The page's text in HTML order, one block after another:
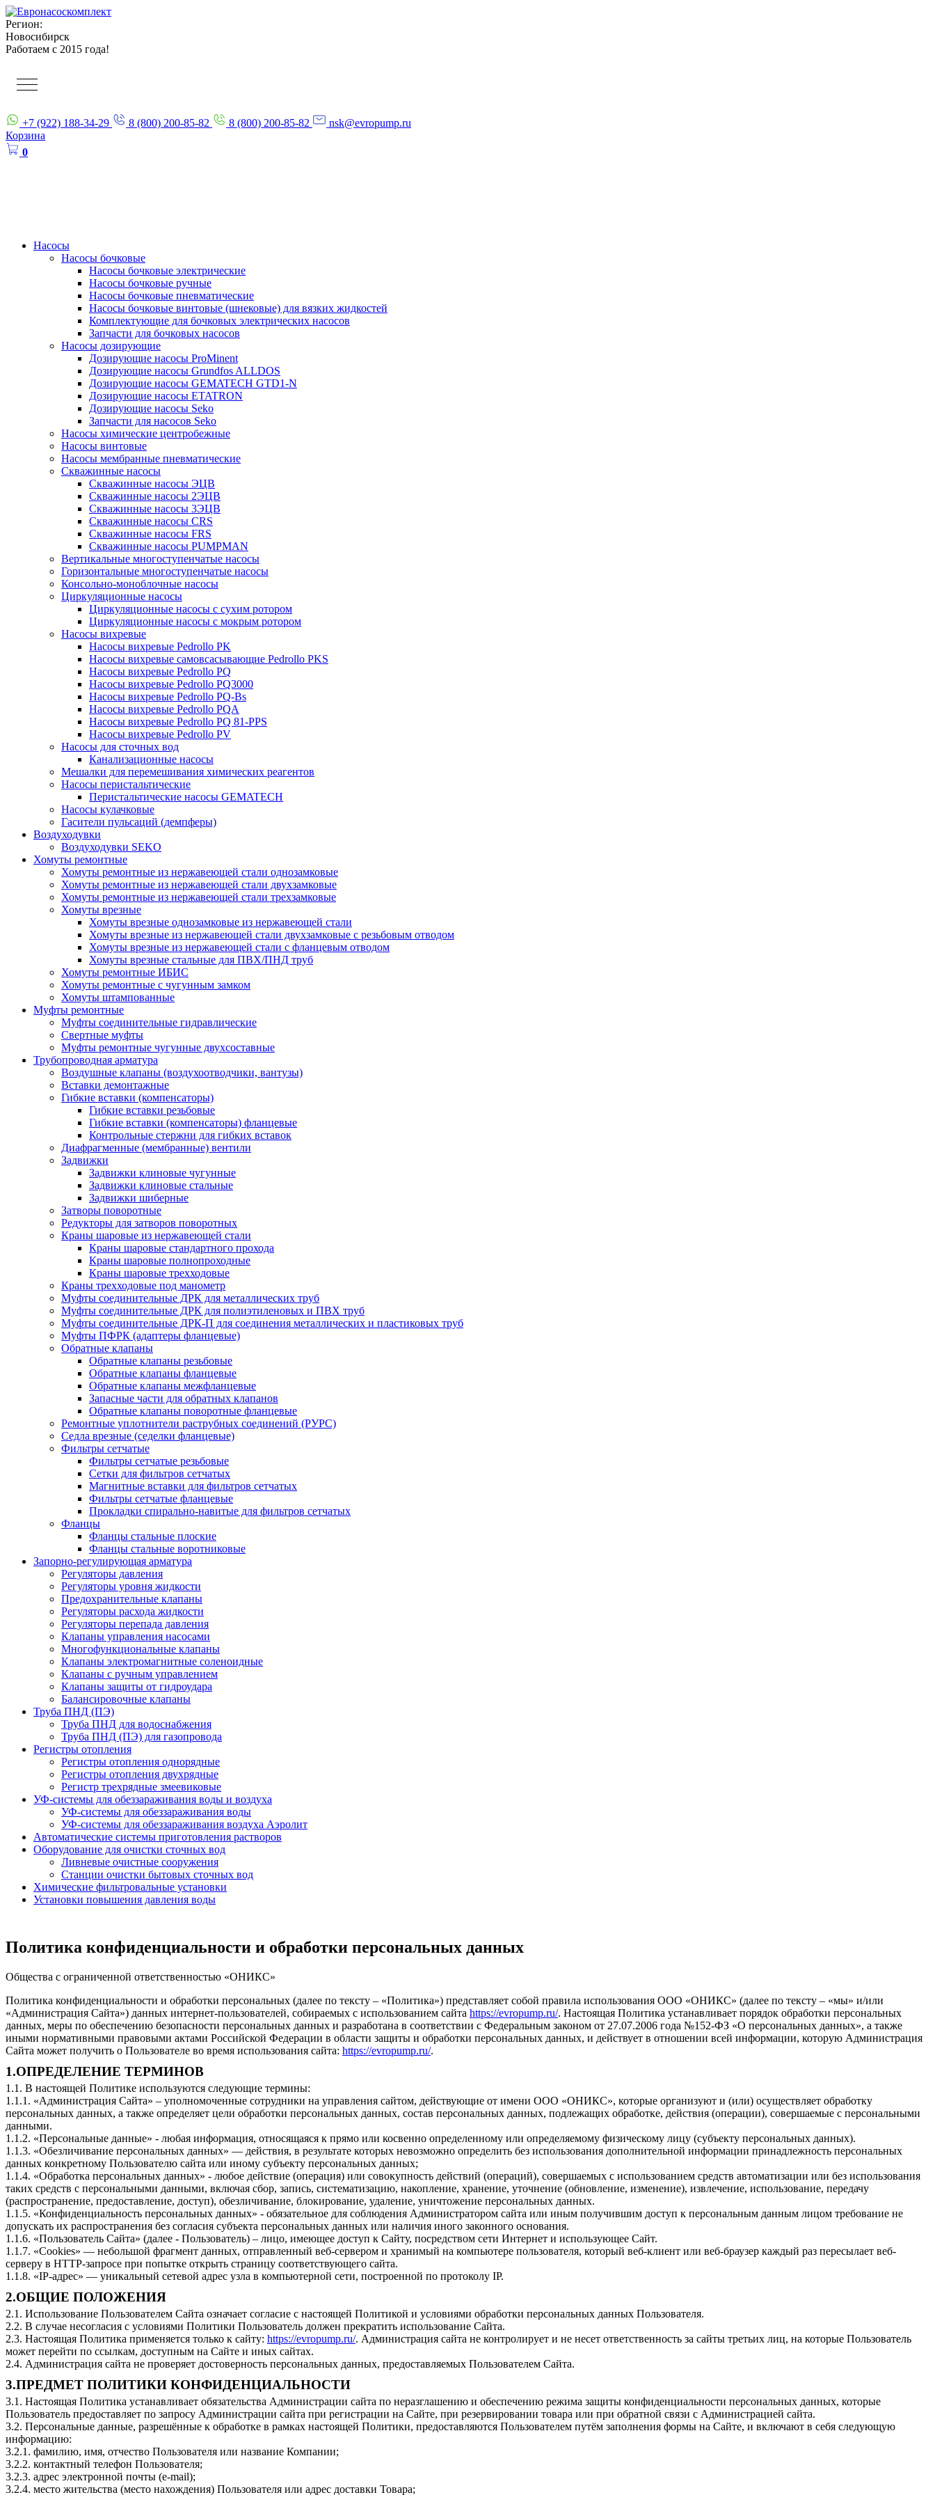
Регион:
Новосибирск
Работаем с 2015 года!
+7 (922) 188-34-29 8 (800) 200-85-82 8 (800) 200-85-82
nsk@evropump.ru
Корзина
0
Насосы
Насосы бочковые
Насосы бочковые электрические
Насосы бочковые ручные
Насосы бочковые пневматические
Насосы бочковые винтовые (шнековые) для вязких жидкостей
Комплектующие для бочковых электрических насосов
Запчасти для бочковых насосов
Насосы дозирующие
Дозирующие насосы ProMinent
Дозирующие насосы Grundfos ALLDOS
Дозирующие насосы GEMATECH GTD1-N
Дозирующие насосы ETATRON
Дозирующие насосы Seko
Запчасти для насосов Seko
Насосы химические центробежные
Насосы винтовые
Насосы мембранные пневматические
Скважинные насосы
Скважинные насосы ЭЦВ
Скважинные насосы 2ЭЦВ
Скважинные насосы 3ЭЦВ
Скважинные насосы CRS
Скважинные насосы FRS
Скважинные насосы PUMPMAN
Вертикальные многоступенчатые насосы
Горизонтальные многоступенчатые насосы
Консольно-моноблочные насосы
Циркуляционные насосы
Циркуляционные насосы с сухим ротором
Циркуляционные насосы с мокрым ротором
Насосы вихревые
Насосы вихревые Pedrollo PK
Насосы вихревые самовсасывающие Pedrollo PKS
Насосы вихревые Pedrollo PQ
Насосы вихревые Pedrollo PQ3000
Насосы вихревые Pedrollo PQ-Bs
Насосы вихревые Pedrollo PQA
Насосы вихревые Pedrollo PQ 81-PPS
Насосы вихревые Pedrollo PV
Насосы для сточных вод
Канализационные насосы
Мешалки для перемешивания химических реагентов
Насосы перистальтические
Перистальтические насосы GEMATECH
Насосы кулачковые
Гасители пульсаций (демпферы)
Воздуходувки
Воздуходувки SEKO
Хомуты ремонтные
Хомуты ремонтные из нержавеющей стали однозамковые
Хомуты ремонтные из нержавеющей стали двухзамковые
Хомуты ремонтные из нержавеющей стали трехзамковые
Хомуты врезные
Хомуты врезные однозамковые из нержавеющей стали
Хомуты врезные из нержавеющей стали двухзамковые с резьбовым отводом
Хомуты врезные из нержавеющей стали с фланцевым отводом
Хомуты врезные стальные для ПВХ/ПНД труб
Хомуты ремонтные ИБИС
Хомуты ремонтные с чугунным замком
Хомуты штампованные
Муфты ремонтные
Муфты соединительные гидравлические
Свертные муфты
Муфты ремонтные чугунные двухсоставные
Трубопроводная арматура
Воздушные клапаны (воздухоотводчики, вантузы)
Вставки демонтажные
Гибкие вставки (компенсаторы)
Гибкие вставки резьбовые
Гибкие вставки (компенсаторы) фланцевые
Контрольные стержни для гибких вставок
Диафрагменные (мембранные) вентили
Задвижки
Задвижки клиновые чугунные
Задвижки клиновые стальные
Задвижки шиберные
Затворы поворотные
Редукторы для затворов поворотных
Краны шаровые из нержавеющей стали
Краны шаровые стандартного прохода
Краны шаровые полнопроходные
Краны шаровые трехходовые
Краны трехходовые под манометр
Муфты соединительные ДРК для металлических труб
Муфты соединительные ДРК для полиэтиленовых и ПВХ труб
Муфты соединительные ДРК-П для соединения металлических и пластиковых труб
Муфты ПФРК (адаптеры фланцевые)
Обратные клапаны
Обратные клапаны резьбовые
Обратные клапаны фланцевые
Обратные клапаны межфланцевые
Запасные части для обратных клапанов
Обратные клапаны поворотные фланцевые
Ремонтные уплотнители раструбных соединений (РУРС)
Седла врезные (седелки фланцевые)
Фильтры сетчатые
Фильтры сетчатые резьбовые
Сетки для фильтров сетчатых
Магнитные вставки для фильтров сетчатых
Фильтры сетчатые фланцевые
Прокладки спирально-навитые для фильтров сетчатых
Фланцы
Фланцы стальные плоские
Фланцы стальные воротниковые
Запорно-регулирующая арматура
Регуляторы давления
Регуляторы уровня жидкости
Предохранительные клапаны
Регуляторы расхода жидкости
Регуляторы перепада давления
Клапаны управления насосами
Многофункциональные клапаны
Клапаны электромагнитные соленоидные
Клапаны с ручным управлением
Клапаны защиты от гидроудара
Балансировочные клапаны
Труба ПНД (ПЭ)
Труба ПНД для водоснабжения
Труба ПНД (ПЭ) для газопровода
Регистры отопления
Регистры отопления однорядные
Регистры отопления двухрядные
Регистр трехрядные змеевиковые
УФ-системы для обеззараживания воды и воздуха
УФ-системы для обеззараживания воды
УФ-системы для обеззараживания воздуха Аэролит
Автоматические системы приготовления растворов
Оборудование для очистки сточных вод
Ливневые очистные сооружения
Станции очистки бытовых сточных вод
Химические фильтровальные установки
Установки повышения давления воды
Политика конфиденциальности и обработки персональных данных
Общества с ограниченной ответственностью «ОНИКС»
Политика конфиденциальности и обработки персональных (далее по тексту – «Политика») представляет собой правила использования ООО «ОНИКС» (далее по тексту – «мы» и/или
«Администрация Сайта») данных интернет-пользователей, собираемых с использованием сайта https://evropump.ru/. Настоящая Политика устанавливает порядок обработки персональных
данных, меры по обеспечению безопасности персональных данных и разработана в соответствии с Федеральным законом от 27.07.2006 года №152-ФЗ «О персональных данных», а также
иными нормативными правовыми актами Российской Федерации в области защиты и обработки персональных данных, и действует в отношении всей информации, которую Администрация
Сайта может получить о Пользователе во время использования сайта: https://evropump.ru/.
1.ОПРЕДЕЛЕНИЕ ТЕРМИНОВ
1.1. В настоящей Политике используются следующие термины:
1.1.1. «Администрация Сайта» – уполномоченные сотрудники на управления сайтом, действующие от имени ООО «ОНИКС», которые организуют и (или) осуществляет обработку
персональных данных, а также определяет цели обработки персональных данных, состав персональных данных, подлежащих обработке, действия (операции), совершаемые с персональными
данными.
1.1.2. «Персональные данные» - любая информация, относящаяся к прямо или косвенно определенному или определяемому физическому лицу (субъекту персональных данных).
1.1.3. «Обезличивание персональных данных» — действия, в результате которых невозможно определить без использования дополнительной информации принадлежность персональных
данных конкретному Пользователю сайта или иному субъекту персональных данных;
1.1.4. «Обработка персональных данных» - любое действие (операция) или совокупность действий (операций), совершаемых с использованием средств автоматизации или без использования
таких средств с персональными данными, включая сбор, запись, систематизацию, накопление, хранение, уточнение (обновление, изменение), извлечение, использование, передачу
(распространение, предоставление, доступ), обезличивание, блокирование, удаление, уничтожение персональных данных.
1.1.5. «Конфиденциальность персональных данных» - обязательное для соблюдения Администратором сайта или иным получившим доступ к персональным данным лицом требование не
допускать их распространения без согласия субъекта персональных данных или наличия иного законного основания.
1.1.6. «Пользователь Сайта» (далее - Пользователь) – лицо, имеющее доступ к Сайту, посредством сети Интернет и использующее Сайт.
1.1.7. «Cookies» — небольшой фрагмент данных, отправленный веб-сервером и хранимый на компьютере пользователя, который веб-клиент или веб-браузер каждый раз пересылает веб-
серверу в HTTP-запросе при попытке открыть страницу соответствующего сайта.
1.1.8. «IP-адрес» — уникальный сетевой адрес узла в компьютерной сети, построенной по протоколу IP.
2.ОБЩИЕ ПОЛОЖЕНИЯ
2.1. Использование Пользователем Сайта означает согласие с настоящей Политикой и условиями обработки персональных данных Пользователя.
2.2. В случае несогласия с условиями Политики Пользователь должен прекратить использование Сайта.
2.3. Настоящая Политика применяется только к сайту: https://evropump.ru/. Администрация сайта не контролирует и не несет ответственность за сайты третьих лиц, на которые Пользователь
может перейти по ссылкам, доступным на Сайте и иных сайтах.
2.4. Администрация сайта не проверяет достоверность персональных данных, предоставляемых Пользователем Сайта.
3.ПРЕДМЕТ ПОЛИТИКИ КОНФИДЕНЦИАЛЬНОСТИ
3.1. Настоящая Политика устанавливает обязательства Администрации сайта по неразглашению и обеспечению режима защиты конфиденциальности персональных данных, которые
Пользователь предоставляет по запросу Администрации сайта при регистрации на Сайте, при резервировании товара или при обратной связи с Администрацией сайта.
3.2. Персональные данные, разрешённые к обработке в рамках настоящей Политики, предоставляются Пользователем путём заполнения формы на Сайте, и включают в себя следующую
информацию:
3.2.1. фамилию, имя, отчество Пользователя или название Компании;
3.2.2. контактный телефон Пользователя;
3.2.3. адрес электронной почты (e-mail);
3.2.4. место жительства (место нахождения) Пользователя или адрес доставки Товара;